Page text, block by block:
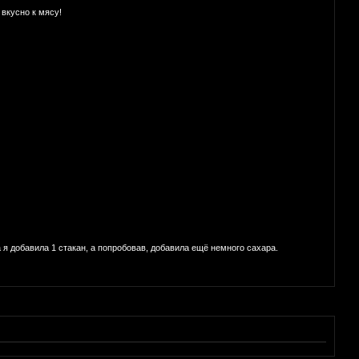
к мясу!
добавила 1 стакан, а попробовав, добавила ещё немного сахара.